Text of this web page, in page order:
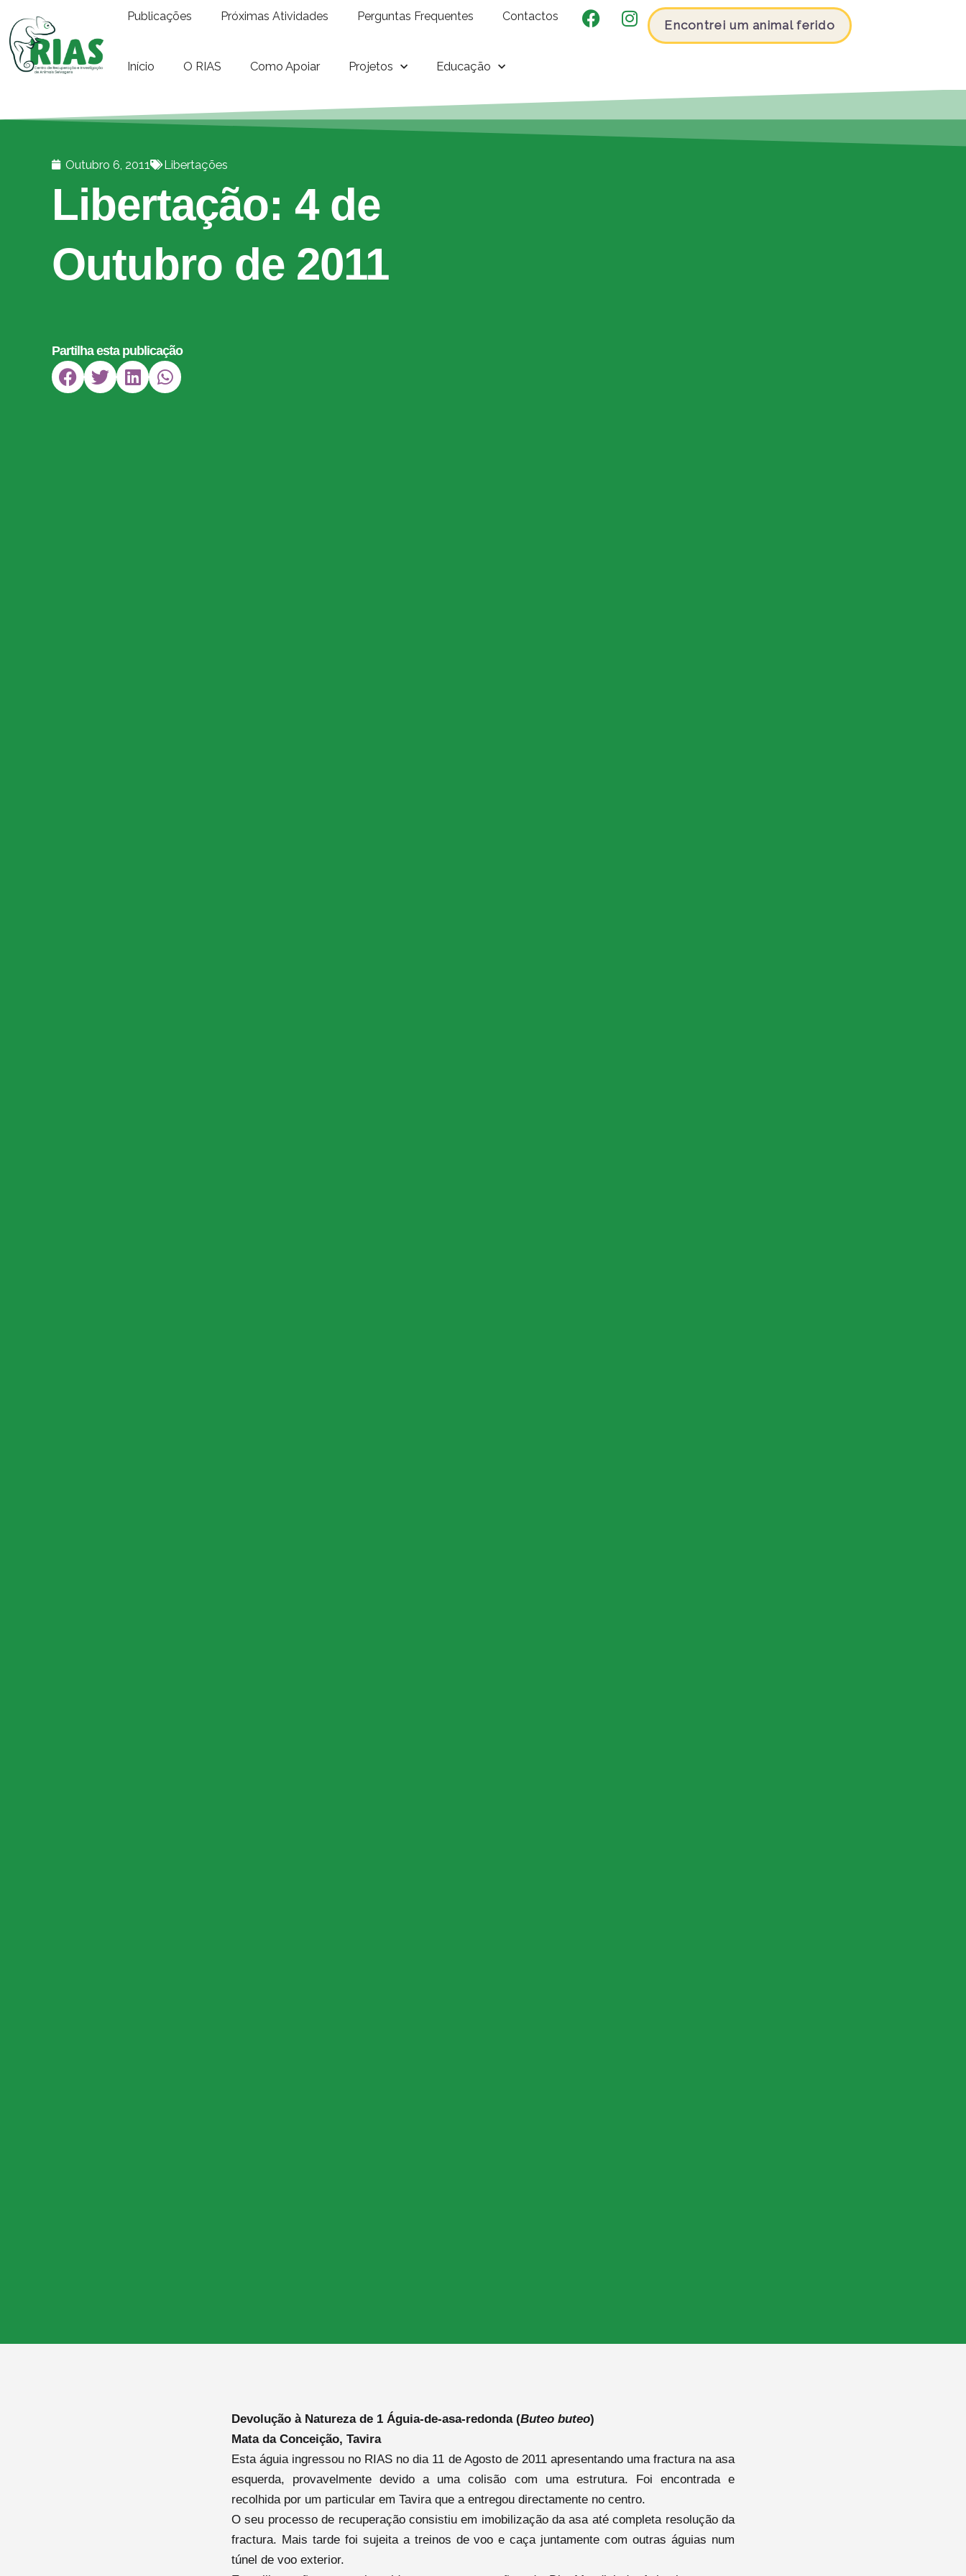
Publicações Próximas Atividades Perguntas Frequentes Contactos
Encontrei um animal ferido
Início O RIAS Como Apoiar Projetos Educação
Outubro 6, 2011 Libertações
Libertação: 4 de
Outubro de 2011
Partilha esta publicação
Devolução à Natureza de 1 Águia-de-asa-redonda (Buteo buteo)
Mata da Conceição, Tavira
Esta águia ingressou no RIAS no dia 11 de Agosto de 2011 apresentando uma fractura na asa
esquerda, provavelmente devido a uma colisão com uma estrutura. Foi encontrada e
recolhida por um particular em Tavira que a entregou directamente no centro.
O seu processo de recuperação consistiu em imobilização da asa até completa resolução da
fractura. Mais tarde foi sujeita a treinos de voo e caça juntamente com outras águias num
túnel de voo exterior.